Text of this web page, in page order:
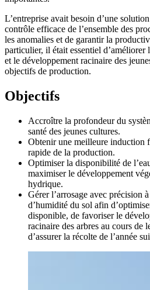
L’entreprise avait besoin d’une
contrôle efficace de l’ensemble des
les anomalies et de garantir la
particulier, il était essentiel d’améliorer
et le développement racinaire des
objectifs de production.
Objectifs
Accroître la profondeur du
santé des jeunes cultures.
Obtenir une meilleure induction
rapide de la production.
Optimiser la disponibilité de
maximiser le développement
hydrique.
Gérer l’arrosage avec précision
d’humidité du sol afin
disponible, de favoriser le
racinaire des arbres au cours de
d’assurer la récolte de l’année